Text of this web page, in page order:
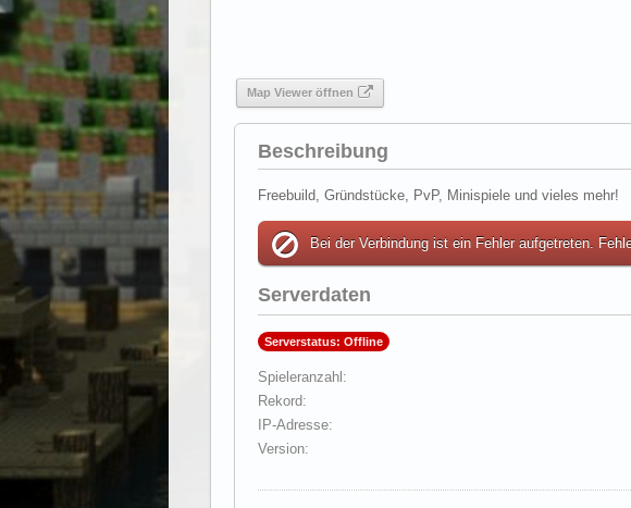
Map Viewer öffnen
Beschreibung
Freebuild, Gründstücke, PvP, Minispiele und vieles mehr!
Bei der Verbindung ist ein Fehler aufgetreten.
Serverdaten
Serverstatus: Offline
Spieleranzahl
Rekord
IP-Adresse
Version